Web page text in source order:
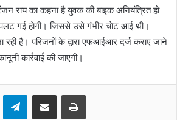
रंजन राय का कहना है युवक की बाइक अनियंत्रित हाे
गई हाेगी। जिससे उसे गंभीर चाेट आई थी।
रही है। परिजनाें के द्वारा एफआईआर दर्ज कराए जाने
कार्रवाई की जाएगी।
Telegram